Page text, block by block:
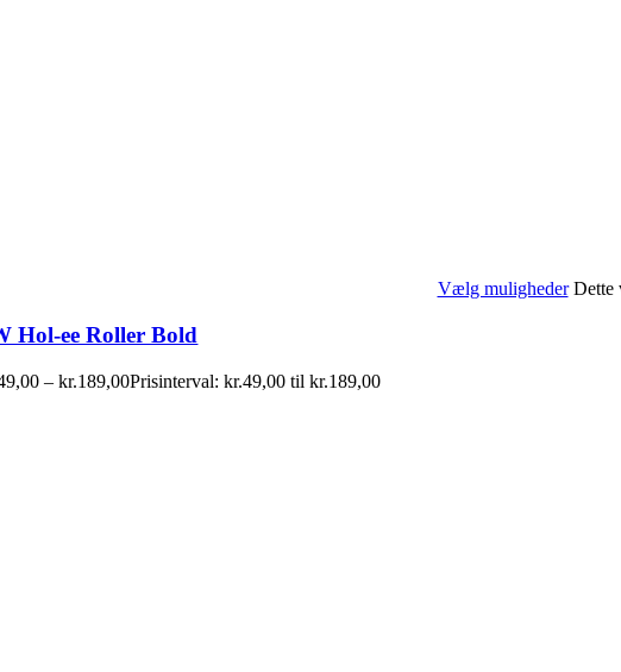
Vælg muligheder Dette
Hol-ee Roller Bold
– kr.189,00Prisinterval: kr.49,00 til kr.189,00